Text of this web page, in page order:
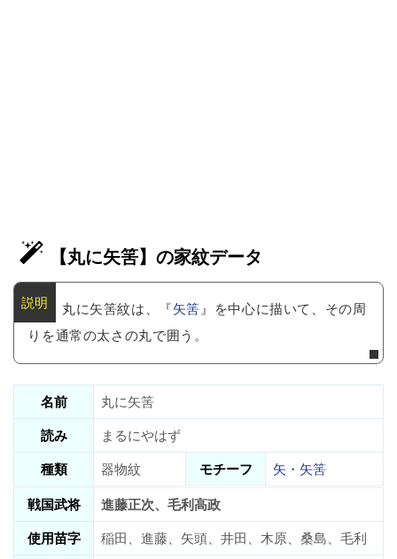
【丸に矢筈】の家紋データ
丸に矢筈紋は、『矢筈』を中心に描いて、その周
りを通常の太さの丸で囲う。
名前
丸に矢筈
読み
まるにやはず
種類
器物紋 モチーフ
矢・矢筈
戦国武将
進藤正次、毛利高政
使用苗字
稲田、進藤、矢頭、井田、木原、桑島、毛利